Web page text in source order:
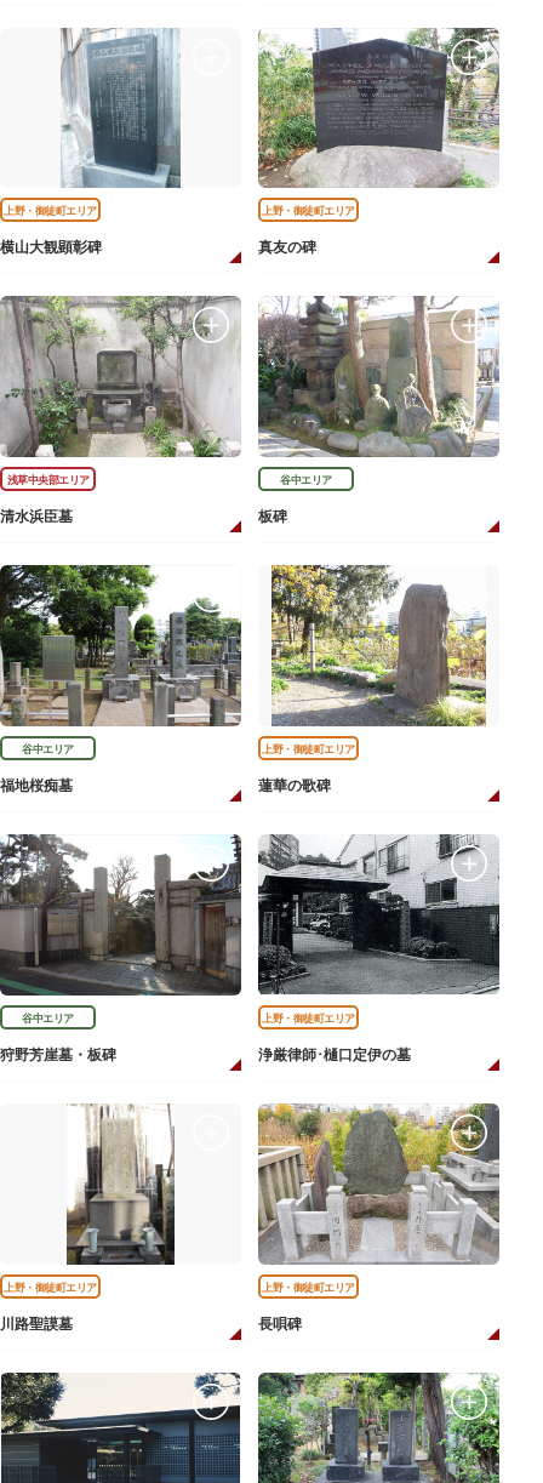
上野・御徒町エリア
横山大観顕彰碑
上野・御徒町エリア
真友の碑
浅草中央部エリア
清水浜臣墓
谷中エリア
板碑
谷中エリア
福地桜痴墓
上野・御徒町エリア
蓮華の歌碑
谷中エリア
狩野芳崖墓・板碑
上野・御徒町エリア
浄厳律師･樋口定伊の墓
上野・御徒町エリア
川路聖謨墓
上野・御徒町エリア
長唄碑